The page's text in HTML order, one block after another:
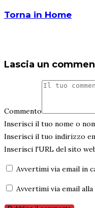
Torna in Home
Lascia un
Commento
Inserisci il tuo nome o
Inserisci il tuo indirizzo
Inserisci l'URL del sito
Avvertimi via email in
Avvertimi via email